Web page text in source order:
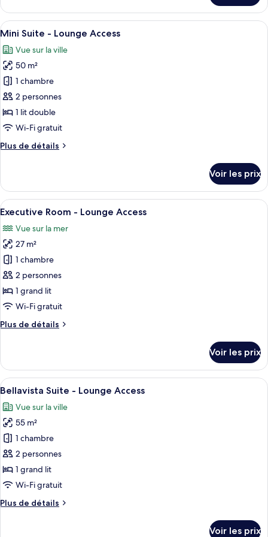
Studio
(Large)
le
type
de
Studio
(Large)
Afficher
toutes
les
photos
pour
ce
type
de
chambre :
Mini
Lounge
Access
Une chambre d’hôtel moderne,
5
Mini Suite - Lounge Access
Vue sur la ville
50 m²
1 chambre
2 personnes
1 lit double
Wi-Fi gratuit
Plus de détails
Plus
le
type
de
Mini
Suite
Lounge
Access
Voir les prix
Afficher
toutes
les
photos
pour
ce
type
de
chambre :
Executive
Lounge
Access
Une chambre d’hôtel moderne
5
Executive Room - Lounge Access
Vue sur la mer
27 m²
1 chambre
2 personnes
1 grand lit
Wi-Fi gratuit
Plus de détails
Plus
le
type
de
Executive
Room
Lounge
Access
Voir les prix
Afficher
toutes
les
photos
pour
ce
type
de
chambre :
Bellavista
Une chambre d’hôtel moderne dotée
5
Bellavista Suite - Lounge Access
Vue sur la ville
55 m²
1 chambre
2 personnes
1 grand lit
Wi-Fi gratuit
Plus de détails
Plus
Voir les prix